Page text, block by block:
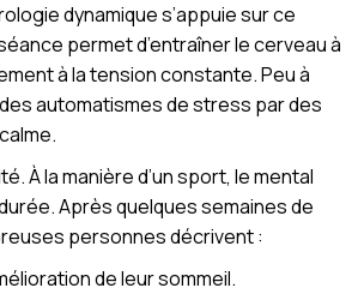
dynamique s’appuie sur ce
permet d’entraîner le cerveau à
à la tension constante. Peu à
automatismes de stress par des
À la manière d’un sport, le mental
Après quelques semaines de
personnes décrivent :
de leur sommeil.